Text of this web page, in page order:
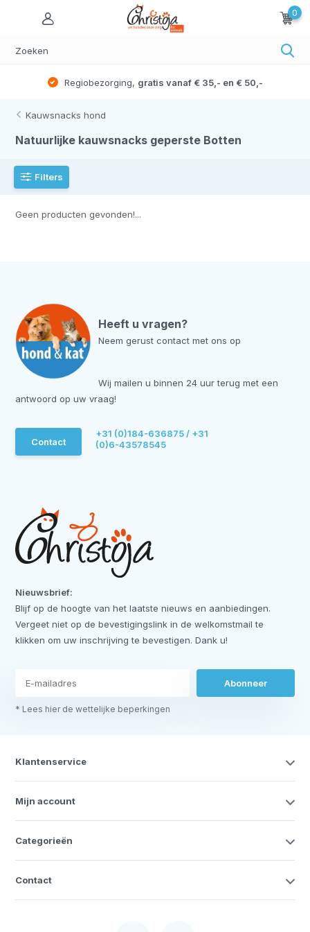
0
Regiobezorging, gratis vanaf € 35,- en € 50,-
Kauwsnacks hond
Natuurlijke kauwsnacks geperste Botten
Filters
Geen producten gevonden!...
Heeft u vragen?
Neem gerust contact met ons op
Wij mailen u binnen 24 uur terug met een
antwoord op uw vraag!
Contact
+31 (0)184-636875 / +31
(0)6-43578545
Nieuwsbrief:
Blijf op de hoogte van het laatste nieuws en aanbiedingen.
Vergeet niet op de bevestigingslink in de welkomstmail te
klikken om uw inschrijving te bevestigen. Dank u!
Abonneer
* Lees hier de wettelijke beperkingen
Klantenservice
Mijn account
Categorieën
Contact